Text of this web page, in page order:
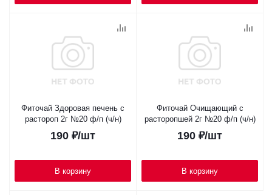
Фиточай Здоровая печень с
растороп 2г №20 ф/п (ч/н)
190 ₽/шт
В корзину
Фиточай Очищающий с
расторопшей 2г №20 ф/п (ч/н)
190 ₽/шт
В корзину